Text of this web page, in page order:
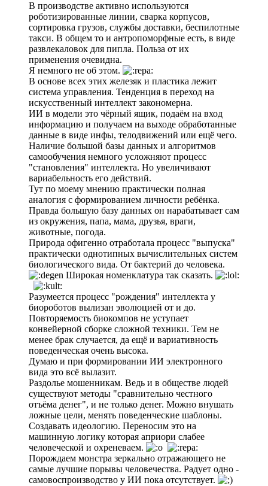
В производстве активно используются
роботизированные линии, сварка корпусов,
сортировка грузов, службы доставки, беспилотные
такси. В общем то и антропоморфные есть, в виде
развлекаловок для пипла. Польза от их
применения очевидна.
Я немного не об этом.
В основе всех этих железяк и пластика лежит
система управления. Тенденция в переход на
искусственный интеллект закономерна.
ИИ в модели это чёрный ящик, подаём на вход
информацию и получаем на выходе обработанные
данные в виде инфы, телодвижений или ещё чего.
Наличие большой базы данных и алгоритмов
самообучения немного усложняют процесс
"становления" интеллекта. Но увеличивают
вариабельность его действий.
Тут по моему мнению практически полная
аналогия с формированием личности ребёнка.
Правда большую базу данных он нарабатывает сам
из окружения, папа, мама, друзья, враги,
животные, погода.
Природа офигенно отработала процесс "выпуска"
практически однотипных вычислительных систем
биологического вида. От бактерий до человека.
Широкая номенклатура так сказать.
Разумеется процесс "рождения" интеллекта у
биороботов вылизан эволюцией от и до.
Повторяемость биокомпов не уступает
конвейерной сборке сложной техники. Тем не
менее брак случается, да ещё и вариативность
поведенческая очень высока.
Думаю и при формировании ИИ электронного
вида это всё вылазит.
Раздолье мошенникам. Ведь и в обществе людей
существуют методы "сравнительно честного
отъёма денег", и не только денег. Можно внушать
ложные цели, менять поведенческие шаблоны.
Создавать идеологию. Переносим это на
машинную логику которая априори слабее
человеческой и охреневаем.
Порождаем монстра зеркально отражающего не
самые лучшие порывы человечества. Радует одно -
самовоспроизводство у ИИ пока отсутствует.